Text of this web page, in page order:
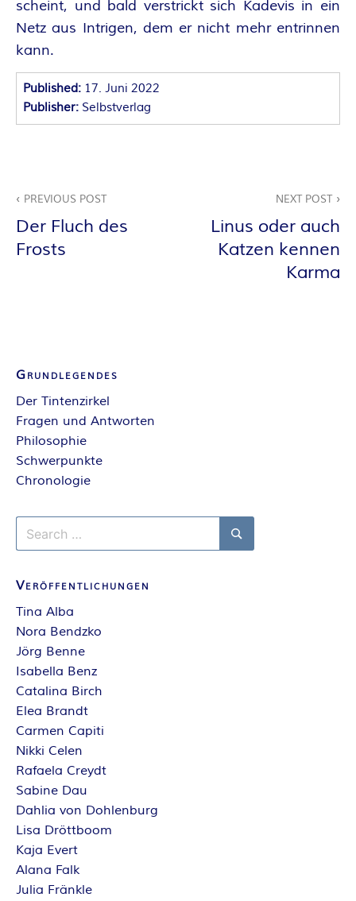
N
N
E
K
R
E
scheint, und bald verstrickt sich Kadevis in ein
Netz aus Intrigen, dem er nicht mehr entrinnen
kann.
Published: 17. Juni 2022
Publisher: Selbstverlag
PREVIOUS POST
Der Fluch des
Frosts
NEXT POST
Linus oder auch
Katzen kennen
Karma
Grundlegendes
Der Tintenzirkel
Fragen und Antworten
Philosophie
Schwerpunkte
Chronologie
Search
for:
Search
Veröffentlichungen
Tina Alba
Nora Bendzko
Jörg Benne
Isabella Benz
Catalina Birch
Elea Brandt
Carmen Capiti
Nikki Celen
Rafaela Creydt
Sabine Dau
Dahlia von Dohlenburg
Lisa Dröttboom
Kaja Evert
Alana Falk
Julia Fränkle